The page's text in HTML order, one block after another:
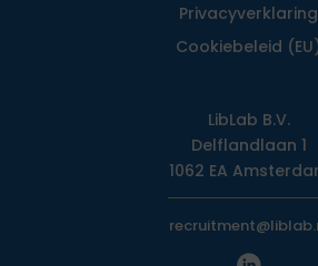
Privacy­verklaring
Cookiebeleid
LibLab B.V.
Delflandlaan 1
1062 EA